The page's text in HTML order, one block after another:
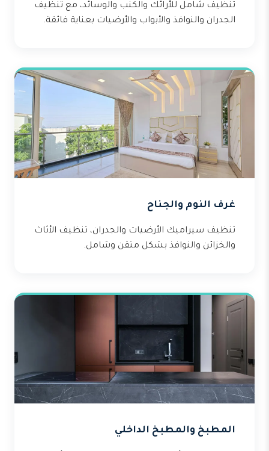
تنظيف شامل للأرائك والكنب والوسائد، مع تنظيف
الجدران والنوافذ والأبواب والأرضيات بعناية فائقة.
غرف النوم والجناح
تنظيف سيراميك الأرضيات والجدران، تنظيف الأثاث
والخزائن والنوافذ بشكل متقن وشامل.
المطبخ والمطبخ الداخلي